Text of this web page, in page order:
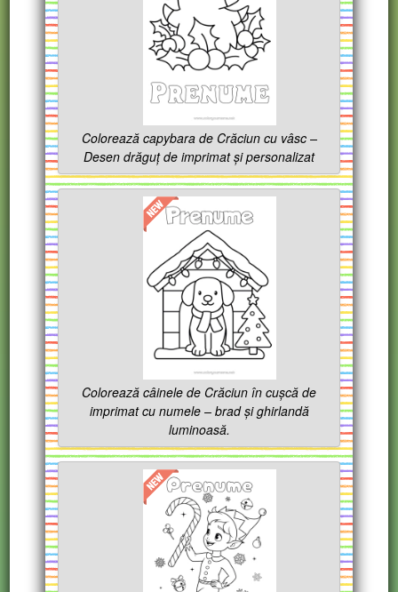
Colorează capybara de Crăciun cu vâsc –
Desen drăguț de imprimat și personalizat
Colorează câinele de Crăciun în cușcă de
imprimat cu numele – brad și ghirlandă
luminoasă.